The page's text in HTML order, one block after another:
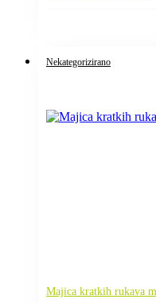
Nekategorizirano
Majica kratkih rukava